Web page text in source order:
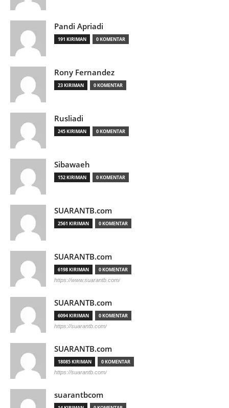
Pandi Apriadi
191 KIRIMAN 0 KOMENTAR
Rony Fernandez
23 KIRIMAN 0 KOMENTAR
Rusliadi
245 KIRIMAN 0 KOMENTAR
Sibawaeh
152 KIRIMAN 0 KOMENTAR
SUARANTB.com
2561 KIRIMAN 0 KOMENTAR
SUARANTB.com
6198 KIRIMAN 0 KOMENTAR
https://www.suarantb.com/
SUARANTB.com
6094 KIRIMAN 0 KOMENTAR
https://suarantb.com/
SUARANTB.com
18085 KIRIMAN 0 KOMENTAR
https://suarantb.com/
suarantbcom